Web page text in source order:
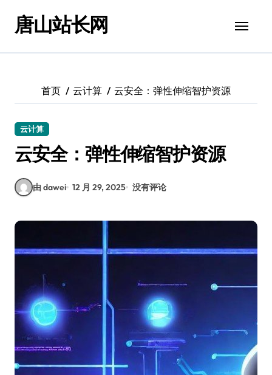
唐山站长网
首页 云计算 云安全：弹性伸缩智护资源
云计算
云安全：弹性伸缩智护资源
由 dawei 12 月 29, 2025 没有评论